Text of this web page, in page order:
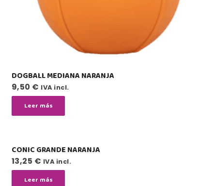
DOGBALL MEDIANA NARANJA
9,50 € IVA incl.
Leer más
CONIC GRANDE NARANJA
13,25 € IVA incl.
Leer más